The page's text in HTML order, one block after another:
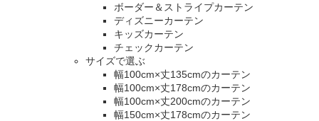
ボーダー＆ストライプカーテン
ディズニーカーテン
キッズカーテン
チェックカーテン
サイズで選ぶ
幅100cm×丈135cmのカーテン
幅100cm×丈178cmのカーテン
幅100cm×丈200cmのカーテン
幅150cm×丈178cmのカーテン